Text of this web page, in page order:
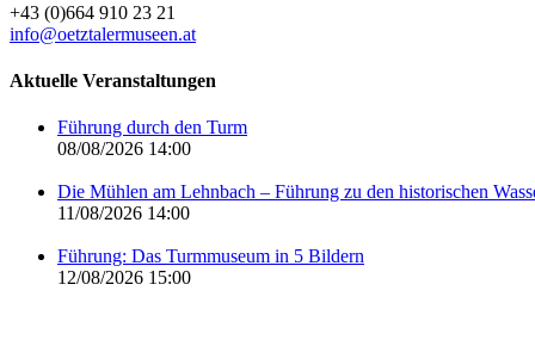
+43 (0)664 910 23 21
info@oetztalermuseen.at
Aktuelle Veranstaltungen
Führung durch den Turm
08/08/2026 14:00
Die Mühlen am Lehnbach – Führung zu den historischen
11/08/2026 14:00
Führung: Das Turmmuseum in 5 Bildern
12/08/2026 15:00